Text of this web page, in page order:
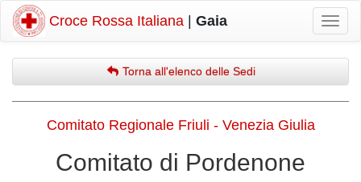
Croce Rossa Italiana Gaia
Torna all'elenco delle Sedi
Comitato Regionale Friuli - Venezia Giulia
Comitato di Pordenone